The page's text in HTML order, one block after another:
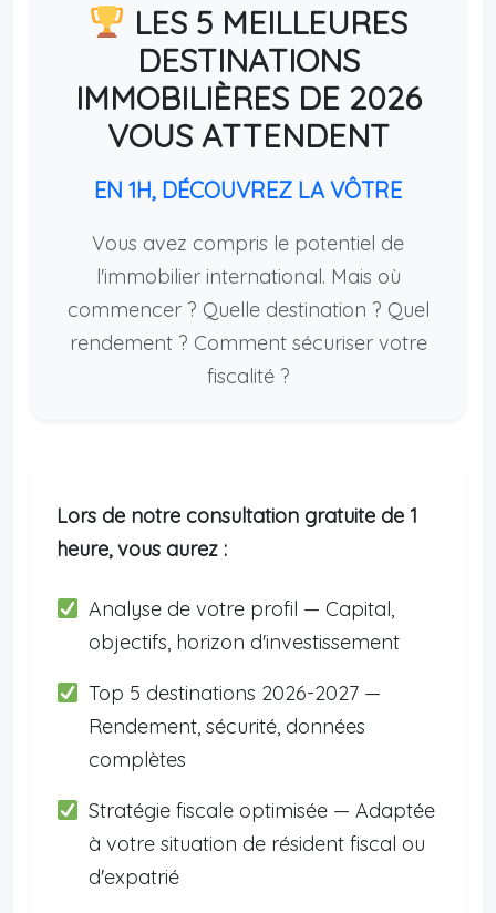
LES 5 MEILLEURES
DESTINATIONS
IMMOBILIÈRES DE 2026
VOUS ATTENDENT
EN 1H, DÉCOUVREZ LA VÔTRE
Vous avez compris le potentiel de
l'immobilier international. Mais où
commencer ? Quelle destination ? Quel
rendement ? Comment sécuriser votre
fiscalité ?
Lors de notre consultation gratuite de 1
heure, vous aurez :
Analyse de votre profil — Capital,
objectifs, horizon d'investissement
Top 5 destinations 2026-2027 —
Rendement, sécurité, données
complètes
Stratégie fiscale optimisée — Adaptée
à votre situation de résident fiscal ou
d'expatrié